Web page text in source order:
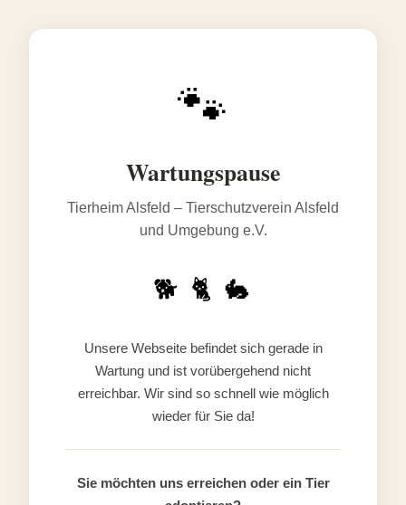
🐾
Wartungspause
Tierheim Alsfeld – Tierschutzverein Alsfeld
und Umgebung e.V.
🐕 🐈 🐇
Unsere Webseite befindet sich gerade in
Wartung und ist vorübergehend nicht
erreichbar. Wir sind so schnell wie möglich
wieder für Sie da!
Sie möchten uns erreichen oder ein Tier